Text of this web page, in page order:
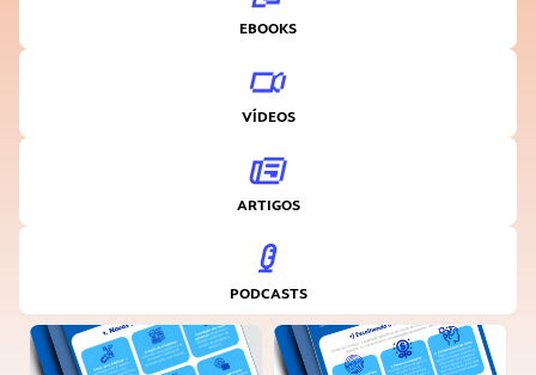
EBOOKS
VÍDEOS
ARTIGOS
PODCASTS